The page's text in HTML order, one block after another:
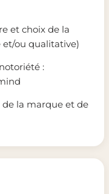
et choix de la
ou qualitative)
:
la marque et de